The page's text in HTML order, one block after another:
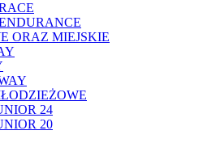
ORAZ MIEJSKIE
24
20